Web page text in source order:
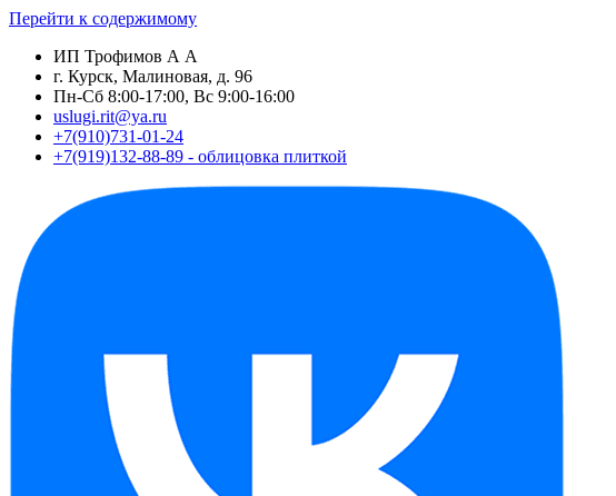
Перейти к содержимому
ИП Трофимов А А
г. Курск, Малиновая, д. 96
Пн-Сб 8:00-17:00, Вс 9:00-16:00
uslugi.rit@ya.ru
+7(910)731-01-24
+7(919)132-88-89 - облицовка плиткой